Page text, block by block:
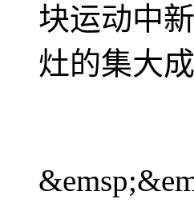
块运动中
灶的集大